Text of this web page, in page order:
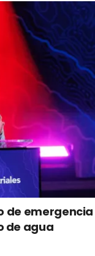
de emergencia
de agua